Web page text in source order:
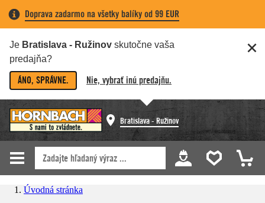
Doprava zadarmo na všetky balíky od 99 EUR
Je Bratislava - Ružinov skutočne vaša
predajňa?
ÁNO, SPRÁVNE. Nie, vybrať inú predajňu.
Bratislava - Ružinov
Úvodná stránka